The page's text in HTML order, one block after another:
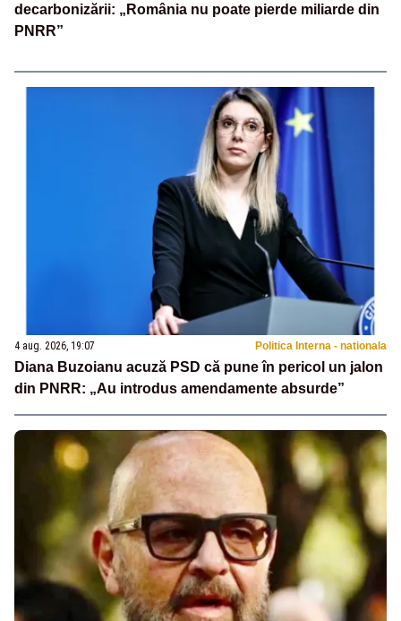
decarbonizării: „România nu poate pierde miliarde din
PNRR”
4 aug. 2026, 19:07 Politica Interna - nationala
Diana Buzoianu acuză PSD că pune în pericol un jalon
din PNRR: „Au introdus amendamente absurde”